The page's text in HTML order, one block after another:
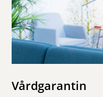
Vårdgarantin